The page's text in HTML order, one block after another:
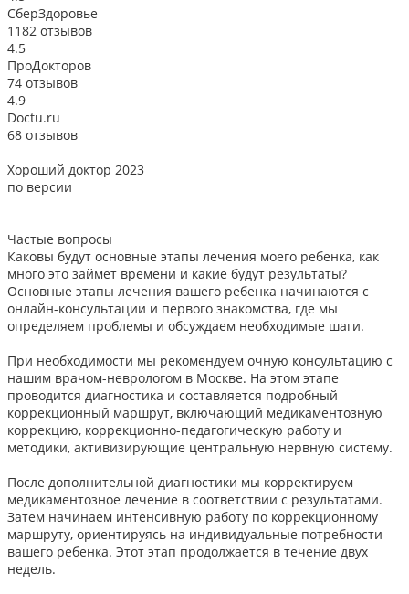
СберЗдоровье
1182 отзывов
4.5
ПроДокторов
74 отзывов
4.9
Doctu.ru
68 отзывов
Хороший доктор 2023
по версии
Частые вопросы
Каковы будут основные этапы лечения моего ребенка, как
много это займет времени и какие будут результаты?
Основные этапы лечения вашего ребенка начинаются с
онлайн-консультации и первого знакомства, где мы
определяем проблемы и обсуждаем необходимые шаги.
При необходимости мы рекомендуем очную консультацию с
нашим врачом-неврологом в Москве. На этом этапе
проводится диагностика и составляется подробный
коррекционный маршрут, включающий медикаментозную
коррекцию, коррекционно-педагогическую работу и
методики, активизирующие центральную нервную систему.
После дополнительной диагностики мы корректируем
медикаментозное лечение в соответствии с результатами.
Затем начинаем интенсивную работу по коррекционному
маршруту, ориентируясь на индивидуальные потребности
вашего ребенка. Этот этап продолжается в течение двух
недель.